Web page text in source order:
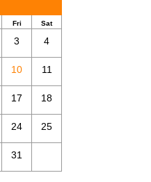
Fri Sat
3 4
10 11
17 18
24 25
31